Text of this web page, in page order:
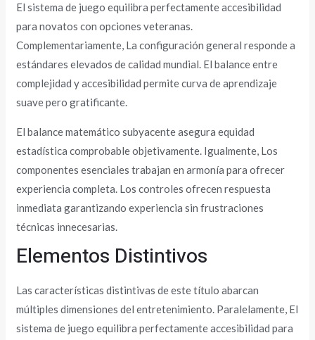
El sistema de juego equilibra perfectamente accesibilidad
para novatos con opciones veteranas.
Complementariamente, La configuración general responde a
estándares elevados de calidad mundial. El balance entre
complejidad y accesibilidad permite curva de aprendizaje
suave pero gratificante.
El balance matemático subyacente asegura equidad
estadística comprobable objetivamente. Igualmente, Los
componentes esenciales trabajan en armonía para ofrecer
experiencia completa. Los controles ofrecen respuesta
inmediata garantizando experiencia sin frustraciones
técnicas innecesarias.
Elementos Distintivos
Las características distintivas de este título abarcan
múltiples dimensiones del entretenimiento. Paralelamente, El
sistema de juego equilibra perfectamente accesibilidad para